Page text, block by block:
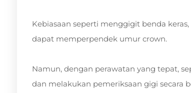
Kebiasaan seperti menggigit benda
dapat memperpendek umur crown.
Namun, dengan perawatan yang tepat,
dan melakukan pemeriksaan gigi secara